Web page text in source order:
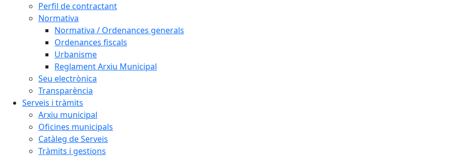
Perfil de contractant
Normativa
Normativa / Ordenances generals
Ordenances fiscals
Urbanisme
Reglament Arxiu Municipal
Seu electrònica
Transparència
Serveis i tràmits
Arxiu municipal
Oficines municipals
Catàleg de Serveis
Tràmits i gestions